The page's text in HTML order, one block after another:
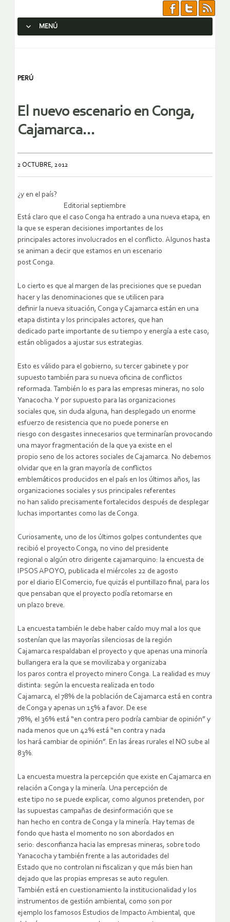
MENÚ
PERÚ
El nuevo escenario en Conga,
Cajamarca…
2 OCTUBRE, 2012
¿y en el país?
Editorial septiembre
Está claro que el caso Conga ha entrado a una nueva etapa, en
la que se esperan decisiones importantes de los
principales actores involucrados en el conflicto. Algunos hasta
se animan a decir que estamos en un escenario
post Conga.
Lo cierto es que al margen de las precisiones que se puedan
hacer y las denominaciones que se utilicen para
definir la nueva situación, Conga y Cajamarca están en una
etapa distinta y los principales actores, que han
dedicado parte importante de su tiempo y energía a este caso,
están obligados a ajustar sus estrategias.
Esto es válido para el gobierno, su tercer gabinete y por
supuesto también para su nueva oficina de conflictos
reformada. También lo es para las empresas mineras, no solo
Yanacocha. Y por supuesto para las organizaciones
sociales que, sin duda alguna, han desplegado un enorme
esfuerzo de resistencia que no puede ponerse en
riesgo con desgastes innecesarios que terminarían provocando
una mayor fragmentación de la que ya existe en el
propio seno de los actores sociales de Cajamarca. No debemos
olvidar que en la gran mayoría de conflictos
emblemáticos producidos en el país en los últimos años, las
organizaciones sociales y sus principales referentes
no han salido precisamente fortalecidos después de desplegar
luchas importantes como las de Conga.
Curiosamente, uno de los últimos golpes contundentes que
recibió el proyecto Conga, no vino del presidente
regional o algún otro dirigente cajamarquino: la encuesta de
IPSOS APOYO, publicada el miércoles 22 de agosto
por el diario El Comercio, fue quizás el puntillazo final, para los
que pensaban que el proyecto podía retomarse en
un plazo breve.
La encuesta también le debe haber caído muy mal a los que
sostenían que las mayorías silenciosas de la región
Cajamarca respaldaban el proyecto y que apenas una minoría
bullangera era la que se movilizaba y organizaba
los paros contra el proyecto minero Conga. La realidad es muy
distinta: según la encuesta realizada en todo
Cajamarca, el 78% de la población de Cajamarca está en contra
de Conga y apenas un 15% a favor. De ese
78%, el 36% está “en contra pero podría cambiar de opinión” y
nada menos que un 42% está “en contra y nada
los hará cambiar de opinión”. En las áreas rurales el NO sube al
83%.
La encuesta muestra la percepción que existe en Cajamarca en
relación a Conga y la minería. Una percepción de
este tipo no se puede explicar, como algunos pretenden, por
las supuestas campañas de desinformación que se
han hecho en contra de Conga y la minería. Hay temas de
fondo que hasta el momento no son abordados en
serio: desconfianza hacia las empresas mineras, sobre todo
Yanacocha y también frente a las autoridades del
Estado que no controlan ni fiscalizan y que más bien han
dejado que las propias empresas se auto regulen.
También está en cuestionamiento la institucionalidad y los
instrumentos de gestión ambiental, como son por
ejemplo los famosos Estudios de Impacto Ambiental, que